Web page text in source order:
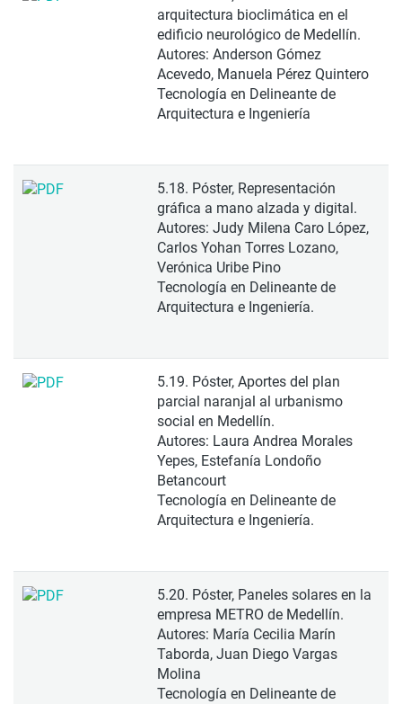
arquitectura bioclimática en el
edificio neurológico de Medellín.
Autores: Anderson Gómez
Acevedo, Manuela Pérez Quintero
Tecnología en Delineante de
Arquitectura e Ingeniería
5.18. Póster, Representación
gráfica a mano alzada y digital.
Autores: Judy Milena Caro López,
Carlos Yohan Torres Lozano,
Verónica Uribe Pino
Tecnología en Delineante de
Arquitectura e Ingeniería.
5.19. Póster, Aportes del plan
parcial naranjal al urbanismo
social en Medellín.
Autores: Laura Andrea Morales
Yepes, Estefanía Londoño
Betancourt
Tecnología en Delineante de
Arquitectura e Ingeniería.
5.20. Póster, Paneles solares en la
empresa METRO de Medellín.
Autores: María Cecilia Marín
Taborda, Juan Diego Vargas
Molina
Tecnología en Delineante de